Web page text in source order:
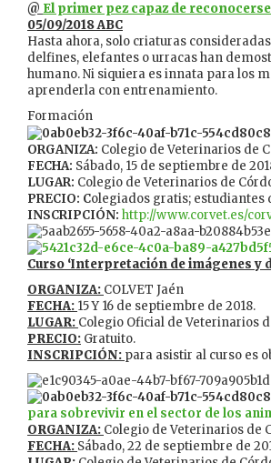
@ El primer pez capaz de
05/09/2018 ABC
Hasta ahora, solo criaturas
delfines, elefantes o urracas han
humano. Ni siquiera es innata para los
aprenderla con entrenamiento.
Formación
ORGANIZA: Colegio de Veterinarios de
FECHA: Sábado, 15 de septiembre de
LUGAR: Colegio de Veterinarios de
PRECIO: Colegiados gratis; estudiantes
INSCRIPCIÓN: http://www.corvet.es/
Curso ‘Interpretación de imágenes
ORGANIZA: COLVET Jaén
FECHA: 15 Y 16 de septiembre de 2018.
LUGAR: Colegio Oficial de Veterinarios
PRECIO: Gratuito.
INSCRIPCIÓN: para asistir al curso es
para sobrevivir en el sector de los
ORGANIZA: Colegio de Veterinarios de
FECHA: Sábado, 22 de septiembre de